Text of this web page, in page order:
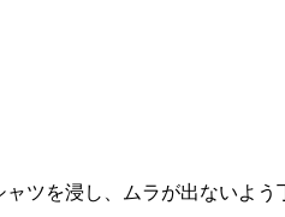
ツを浸し、ムラが出ないよう